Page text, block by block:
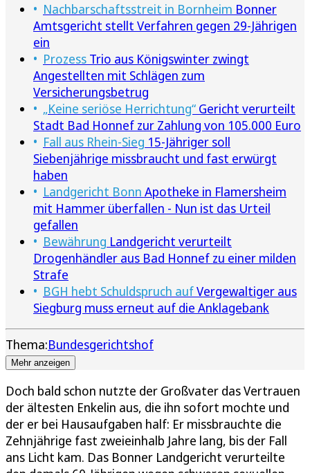
Nachbarschaftsstreit in Bornheim Bonner
Amtsgericht stellt Verfahren gegen 29-Jährigen
ein
Prozess Trio aus Königswinter zwingt
Angestellten mit Schlägen zum
Versicherungsbetrug
„Keine seriöse Herrichtung“ Gericht verurteilt
Stadt Bad Honnef zur Zahlung von 105.000 Euro
Fall aus Rhein-Sieg 15-Jähriger soll
Siebenjährige missbraucht und fast erwürgt
haben
Landgericht Bonn Apotheke in Flamersheim
mit Hammer überfallen - Nun ist das Urteil
gefallen
Bewährung Landgericht verurteilt
Drogenhändler aus Bad Honnef zu einer milden
Strafe
BGH hebt Schuldspruch aufVergewaltiger aus
Siegburg muss erneut auf die Anklagebank
Thema:Bundesgerichtshof
Mehr anzeigen
Doch bald schon nutzte der Großvater das Vertrauen
der ältesten Enkelin aus, die ihn sofort mochte und
der er bei Hausaufgaben half: Er missbrauchte die
Zehnjährige fast zweieinhalb Jahre lang, bis der Fall
ans Licht kam. Das Bonner Landgericht verurteilte